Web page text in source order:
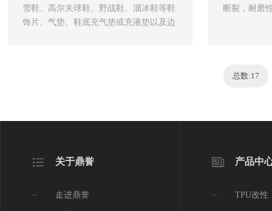
雪鞋、高尔夫球鞋、野战鞋、溜冰鞋等鞋
饰片、气垫、鞋底充气垫或充液垫以及边
断裂，耐磨
总数:17
关于鼎誉
走进鼎誉
产品中
TPU改性